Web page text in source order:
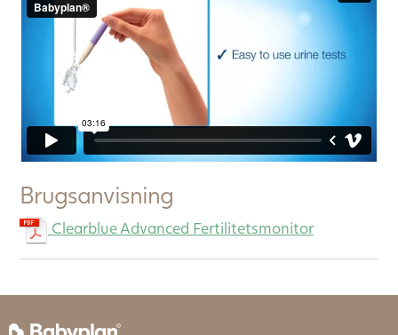
Brugsanvisning
Clearblue Advanced Fertilitetsmonitor